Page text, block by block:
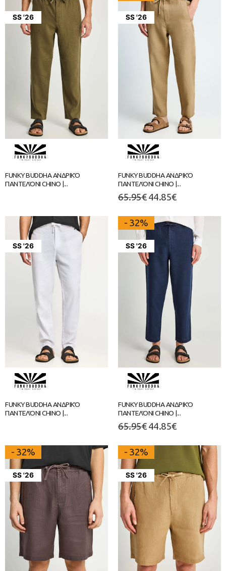
SS '26
FUNKY BUDDHA ΑΝΔΡΙΚΌ
ΠΑΝΤΕΛΌΝΙ CHINO |...
SS '26
FUNKY BUDDHA ΑΝΔΡΙΚΌ
ΠΑΝΤΕΛΌΝΙ CHINO |...
65.95€ 44.85€
SS '26
FUNKY BUDDHA ΑΝΔΡΙΚΌ
ΠΑΝΤΕΛΌΝΙ CHINO |...
SS '26
- 32%
FUNKY BUDDHA ΑΝΔΡΙΚΌ
ΠΑΝΤΕΛΌΝΙ CHINO |...
65.95€ 44.85€
SS '26
- 32%
SS '26
- 32%